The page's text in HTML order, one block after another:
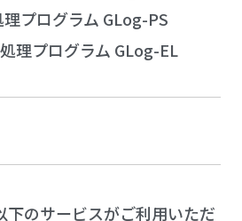
プログラム GLog-PS
理プログラム GLog-EL